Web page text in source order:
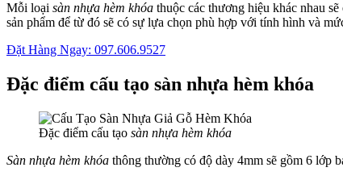
Mỗi loại sàn nhựa hèm khóa thuộc các thương hiệu khác nhau
sản phẩm để từ đó sẽ có sự lựa chọn phù hợp với tính hình và
Đặt Hàng Ngay: 097.606.9527
Đặc điểm cấu tạo sàn nhựa hèm khóa
Đặc điểm cấu tạo sàn nhựa hèm khóa
Sàn nhựa hèm khóa thông thường có độ dày 4mm sẽ gồm 6 lớp